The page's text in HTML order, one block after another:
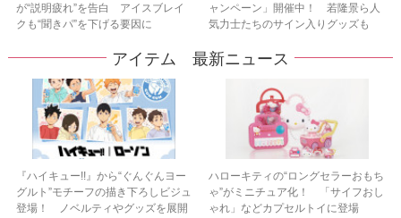
が“説明疲れ”を告白 アイスブレイ
クも“聞きパ”を下げる要因に
ャンペーン」開催中！ 若隆景ら人
気力士たちのサイン入りグッズも
アイテム 最新ニュース
『ハイキュー!!』から“ぐんぐんヨー
グルト”モチーフの描き下ろしビジュ
登場！ ノベルティやグッズを展開
ハローキティの“ロングセラーおもち
ゃ”がミニチュア化！ 「サイフおし
ゃれ」などカプセルトイに登場